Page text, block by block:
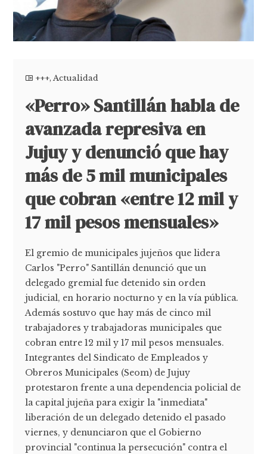
+++,Actualidad
«Perro» Santillán habla de
avanzada represiva en
Jujuy y denunció que hay
más de 5 mil municipales
que cobran «entre 12 mil y
17 mil pesos mensuales»
El gremio de municipales jujeños que lidera
Carlos "Perro" Santillán denunció que un
delegado gremial fue detenido sin orden
judicial, en horario nocturno y en la vía pública.
Además sostuvo que hay más de cinco mil
trabajadores y trabajadoras municipales que
cobran entre 12 mil y 17 mil pesos mensuales.
Integrantes del Sindicato de Empleados y
Obreros Municipales (Seom) de Jujuy
protestaron frente a una dependencia policial de
la capital jujeña para exigir la "inmediata"
liberación de un delegado detenido el pasado
viernes, y denunciaron que el Gobierno
provincial "continua la persecución" contra el